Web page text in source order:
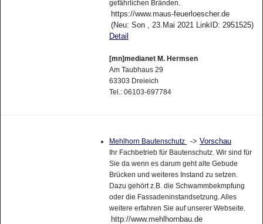
gefährlichen Bränden.
https://www.maus-feuerloescher.de
(Neu: Son , 23.Mai 2021 LinkID: 2951525)
Detail
[mn]medianet M. Hermsen
Am Taubhaus 29
63303 Dreieich
Tel.: 06103-697784
Mehlhorn Bautenschutz -> Vorschau
Ihr Fachbetrieb für Bautenschutz. Wir sind für
Sie da wenn es darum geht alte Gebude
Brücken und weiteres Instand zu setzen.
Dazu gehört z.B. die Schwammbekmpfung
oder die Fassadeninstandsetzung. Alles
weitere erfahren Sie auf unserer Webseite.
http://www.mehlhornbau.de